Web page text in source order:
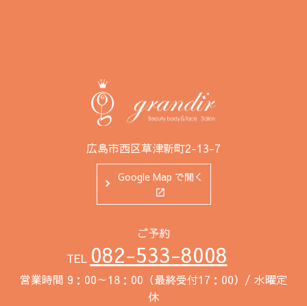
広島市西区草津新町2-13-7
Google Map で開く
ご予約
TEL 082-533-8008
営業時間 9：00～18：00（最終受付17：00）/ 水曜定
休